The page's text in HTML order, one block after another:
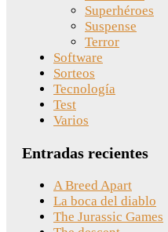
Superhéroes
Suspense
Terror
Software
Sorteos
Tecnología
Test
Varios
Entradas recientes
A Breed Apart
La boca del diablo
The Jurassic Games